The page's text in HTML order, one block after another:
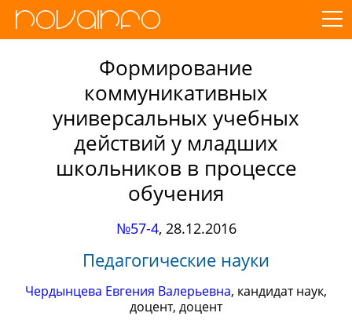
Формирование
коммуникативных
универсальных учебных
действий у младших
школьников в процессе
обучения
№57-4, 28.12.2016
Педагогические науки
Чердынцева Евгения Валерьевна, кандидат наук,
доцент, доцент